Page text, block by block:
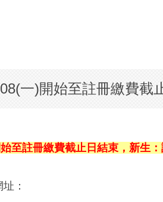
一)開始至註冊繳費截
至註冊繳費截止日結束，新生
址：